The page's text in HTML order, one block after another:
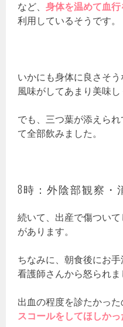
など、身体を温めて血
利用しているそうです。
いかにも身体に良さそ
風味がしてあまり美味し
でも、三つ葉が添えら
て全部飲みました。
8時：外陰部観察・
続いて、出産で傷つい
があります。
ちなみに、朝食後にお
看護師さんから怒られま
出血の程度を診たかった
スコールをしてほしかっ